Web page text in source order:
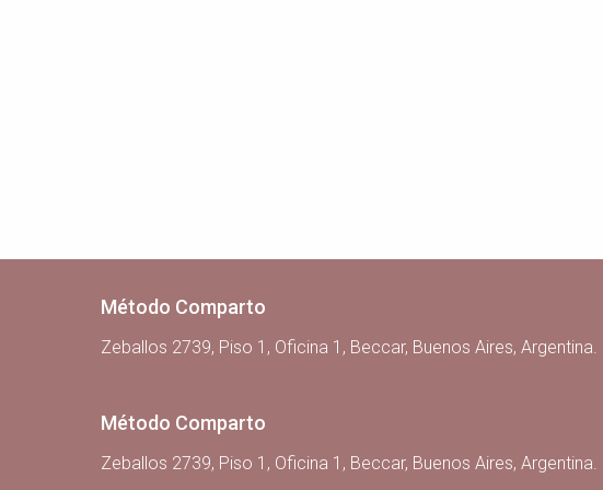
Método Comparto
Zeballos 2739, Piso 1, Oficina 1, Beccar, Buenos Aires, Argentina.
Método Comparto
Zeballos 2739, Piso 1, Oficina 1, Beccar, Buenos Aires, Argentina.